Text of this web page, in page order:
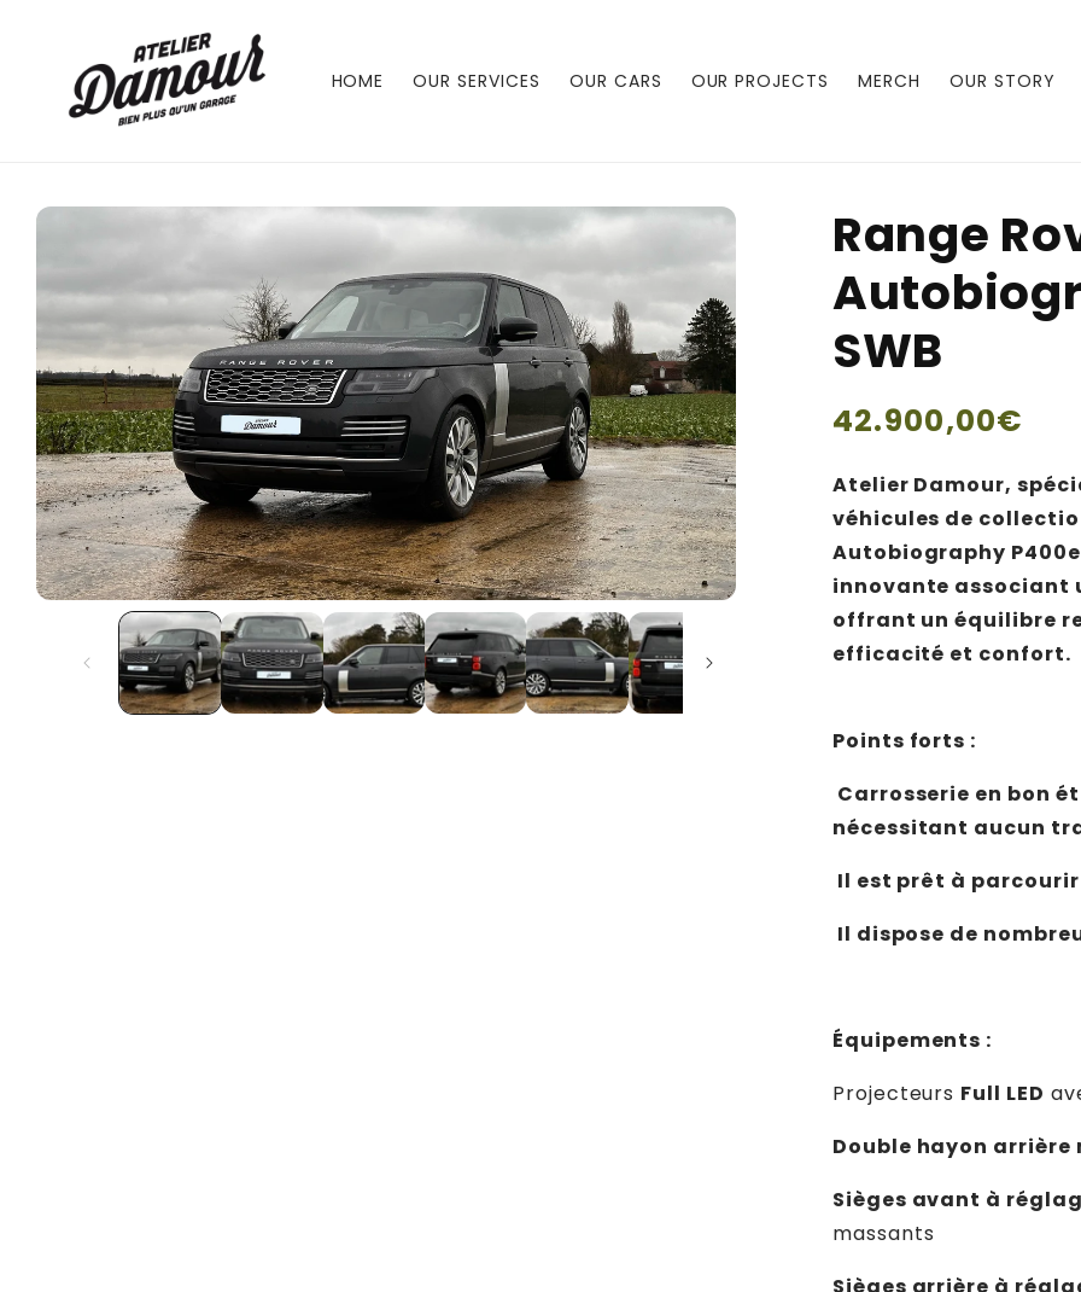
HOME OUR SERVICES OUR CARS OUR PROJECTS MERCH OUR STORY
Skip to
Range
SWB
Regular
42.900,00€
Atelier Damour,
véhicules de
Autobiography P400e
innovante associant
offrant un équilibre
efficacité et confort.
Points forts :
Carrosserie en bon
nécessitant aucun
Il est prêt à
Il dispose de
Équipements :
Projecteurs Full LED
Double hayon arrière
Sièges avant à
massants
Sièges arrière à